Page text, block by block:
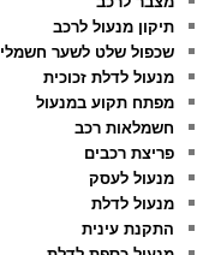
תיקון מנעול לרכב
שכפול שלט לשער חשמלי
מנעול לדלת זכוכית
מפתח תקוע במנעול
חשמלאות רכב
פריצת רכבים
מנעול לעסק
מנעול לדלת
התקנת עינית